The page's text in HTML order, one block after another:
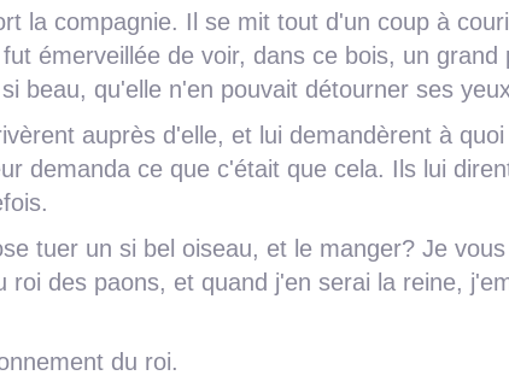
la compagnie. Il se mit tout d'un coup à
émerveillée de voir, dans ce bois, un
beau, qu'elle n'en pouvait détourner ses
auprès d'elle, et lui demandèrent à
demanda ce que c'était que cela. Ils lui
tuer un si bel oiseau, et le manger? Je
roi des paons, et quand j'en serai la reine,
du roi.